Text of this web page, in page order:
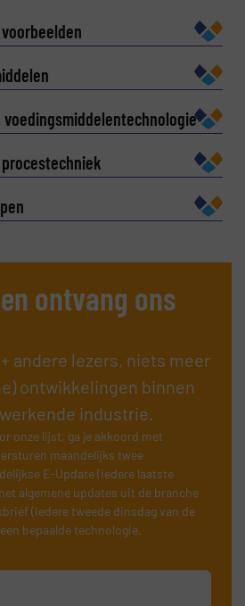
ontvang ons
andere lezers, niets meer
ontwikkelingen binnen
industrie.
onze lijst, ga je akkoord met
maandelijks twee
E-Update (iedere laatste
algemene updates uit de branche
(iedere tweede dinsdag van de
bepaalde technologie.